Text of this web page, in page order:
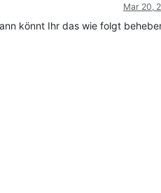
Mar 20,
könnt Ihr das wie folgt